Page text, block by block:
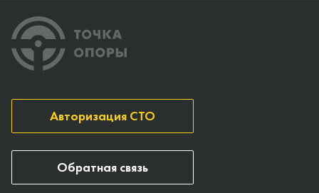
Авторизация СТО
Обратная связь